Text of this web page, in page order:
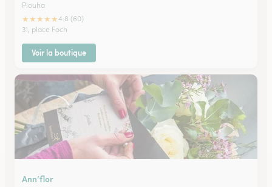
Plouha
★★★★★4.8 (60)
31, place Foch
Voir la boutique
Ann’flor